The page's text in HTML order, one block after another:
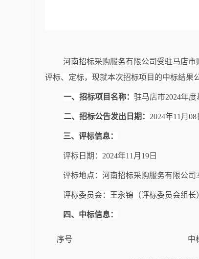
河南招标采购服务有限公司受驻马店市
评标、定标，现就本次招标项目的中标结果
一、招标项目名称： 驻马店市2024年
二、招标公告发出日期： 2024年11 月 08
三、评标信息：
评标日期： 2024年11 月 19 日
评标地点：河南招标采购服务有限公司
评标委员会：王永锦（评标委员会组长
四、中标信息：
序号 中